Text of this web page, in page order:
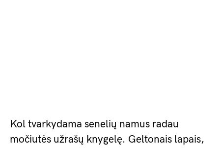
Kol tvarkydama senelių namus radau
močiutės užrašų knygelę. Geltonais lapais,